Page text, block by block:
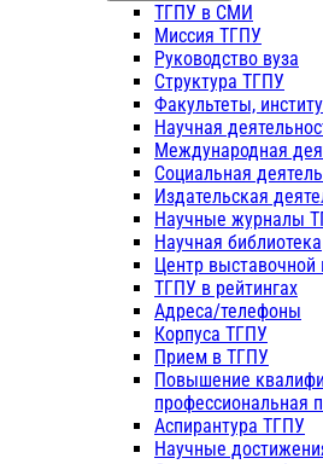
ТГПУ в СМИ
Миссия ТГПУ
Руководство вуза
Структура ТГПУ
Факультеты,
Научная
Международная
Социальная
Издательская
Научные журналы
Научная библиотека
Центр выставочной
ТГПУ в рейтингах
Адреса/телефоны
Корпуса ТГПУ
Прием в ТГПУ
Повышение
профессиональная
Аспирантура ТГПУ
Научные